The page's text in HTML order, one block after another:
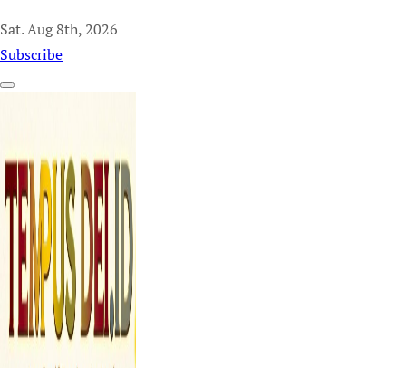
Sat. Aug 8th, 2026
Subscribe